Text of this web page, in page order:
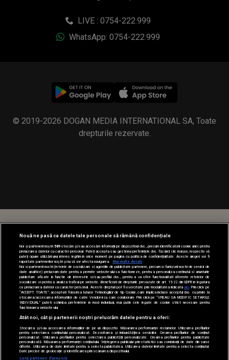
LIVE : 0754-222.999
WhatsApp: 0754-222.999
© 2019-2026 DOGAN MEDIA INTERNATIONAL SA, Toate
drepturile rezervate.
Nouă ne pasă ca datele tale personale să rămână confidențiale
Noi și partenerii noștri589stocăm și/sau accesăm informații pe dispozitivul dvs., precum identificatorii cookie unici pentru
prelucrarea datelor cu caracter personal. Puteți accepta sau gestiona preferințele dvs. făcând clic mai jos, respectiv vă
puteți opune utilizării unui interes legitim în orice moment pe pagina cu politica de confidențialitate. Aceste alegeri vor fi
raportate partenerilor noștri și nu vă vor afecta navigarea.
Mai multe detalii
Noi si partenerii nostri (retelele de socializare si agentiile de publicitate partenere, precum si furnizorii nostri de servicii de
date analitice) prelucram date pentru a permite website-ului sa functioneze, pentru a personaliza continutul si anunturile
publicitare afisate in functie de interesele si/sau profilul dvs., pentru a va oferi functionalitati aferente retelelor de
socializare si pentru a analiza traficul pe website. Beneficiati de drepturile prevazute de art. 15-22 din GDPR in legatura
cu prelucrarea datelor cu caracter personal. Aceste drepturi pot fi exercitate prin modalitatea indicataaici . Prin click pe
“ACCEPT TOATE”, acceptati folosirea tuturor Tehnologiilor de tip Cookie, care implica inclusiv acceptul dvs. cu privire la
stocarea/accesarea informatiilor de catre Vendor-ii cu care colaboram. Prin click pe “VREAU SA MODIFIC SETARILE
INDIVIDUAL” puteti schimba preferintele in mod individual, mai putin cele legate de cookie strict necesare pentru
functionarea website-ului.
Atât noi, cât și partenerii noștri prelucrăm datele pentru a oferi:
Stocarea și/sau accesarea informațiilor de pe un dispozitiv. Măsurarea performanței reclamelor. Utilizarea profilurilor
pentru selectarea conținutului personalizat. Dezvoltarea și îmbunătățirea serviciilor. Crearea profilurilor de conținut
personalizat. Utilizarea profilurilor pentru selectarea publicității personalizate. Crearea profilurilor pentru publicitate
personalizată. Măsurarea performanței conținutului. Înțelegerea publicului prin statistici sau combinații de date din surse
diferite. Utilizarea de date limitate pentru a selecta publicitatea. Utilizarea datelor limitate pentru a selecta conținutul.
Date precise de geolocație și identificarea prin scanarea dispozitivului.
Listă parteneri (furnizori)